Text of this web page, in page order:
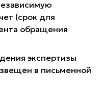
(срок для
обращения
экспертизы
в письменной